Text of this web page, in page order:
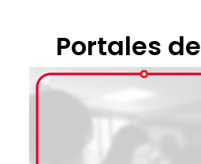
Portales de